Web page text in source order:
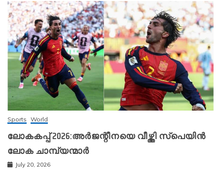
Sports World
ലോകകപ്പ് 2026:അർജന്റീനയെ വീഴ്ത്തി സ്‌പെയിൻ
ലോക ചാമ്പ്യന്മാർ
July 20, 2026